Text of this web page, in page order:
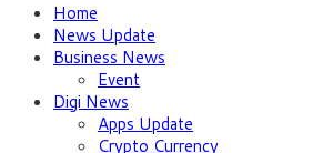
Home
News Update
Business News
Event
Digi News
Apps Update
Crypto Currency